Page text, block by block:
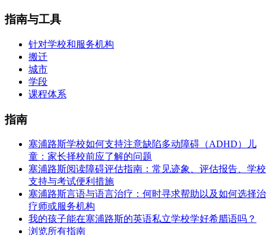
指南与工具
针对学校和服务机构
搬迁
城市
学段
课程体系
指南
塞浦路斯学校如何支持注意缺陷多动障碍（ADHD）儿
童：家长择校前应了解的问题
塞浦路斯阅读障碍评估指南：常见迹象、评估报告、学校
支持与考试便利措施
塞浦路斯言语与语言治疗：何时寻求帮助以及如何选择治
疗师或服务机构
我的孩子能在塞浦路斯的英语私立学校学好希腊语吗？
浏览所有指南